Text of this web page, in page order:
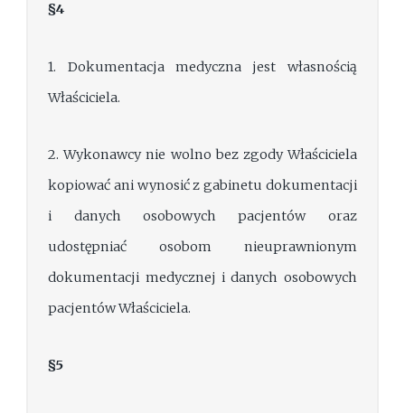
§4
1. Dokumentacja medyczna jest własnością
Właściciela.
2. Wykonawcy nie wolno bez zgody Właściciela
kopiować ani wynosić z gabinetu dokumentacji
i danych osobowych pacjentów oraz
udostępniać osobom nieuprawnionym
dokumentacji medycznej i danych osobowych
pacjentów Właściciela.
§5